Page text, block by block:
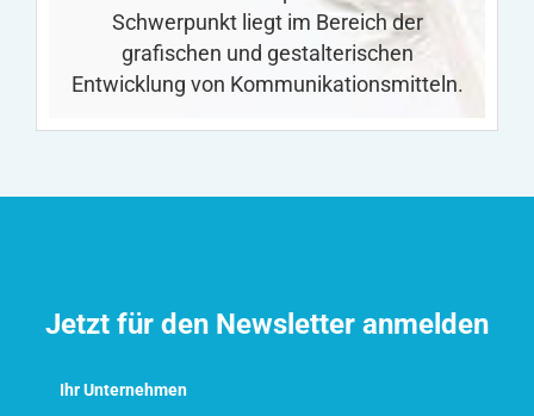
Schwerpunkt liegt im Bereich der
grafischen und gestalterischen
Entwicklung von Kommunikationsmitteln.
Jetzt für den Newsletter anmelden
Ihr Unternehmen